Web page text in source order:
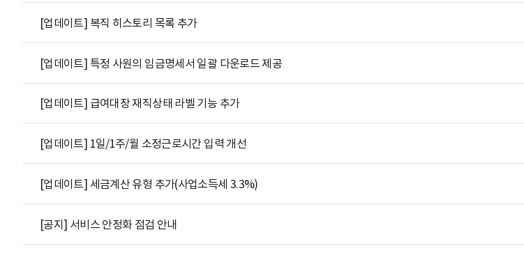
[업데이트] 복직 히스토리 목록 추가
[업데이트] 특정 사원의 임금명세서 일괄 다운로드 제공
[업데이트] 급여대장 재직상태 라벨 기능 추가
[업데이트] 1일/1주/월 소정근로시간 입력 개선
[업데이트] 세금계산 유형 추가(사업소득세 3.3%)
[공지] 서비스 안정화 점검 안내